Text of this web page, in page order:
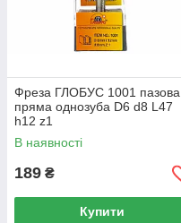
Фреза ГЛОБУС 1001 пазова
пряма однозуба D6 d8 L47
h12 z1
В наявності
189 ₴
Купити